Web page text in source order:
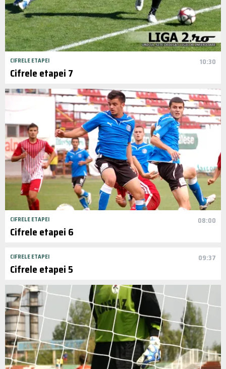
CIFRELE ETAPEI 10:30
Cifrele etapei 7
CIFRELE ETAPEI 08:00
Cifrele etapei 6
CIFRELE ETAPEI 09:37
Cifrele etapei 5